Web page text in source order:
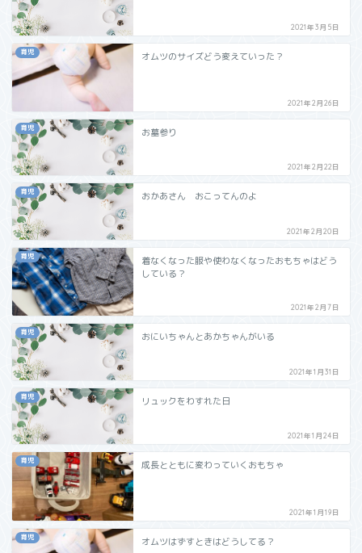
2021年3月5日
育児 オムツのサイズどう変えていった？
2021年2月26日
育児 お墓参り
2021年2月22日
育児 おかあさん おこってんのよ
2021年2月20日
育児
着なくなった服や使わなくなったおもちゃはどう
している？
2021年2月7日
育児 おにいちゃんとあかちゃんがいる
2021年1月31日
育児 リュックをわすれた日
2021年1月24日
育児 成長とともに変わっていくおもちゃ
2021年1月19日
育児 オムツはずすときはどうしてる？